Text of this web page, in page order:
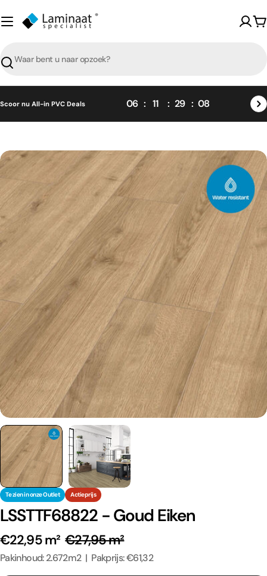
naar
content
Zoeken
Scoor nu All-in PVC Deals 06 11 29 08
Skip
naar
product
informatie
Te zien in onze Outlet Actieprijs
LSSTTF68822 - Goud Eiken
€22,95 m² €27,95 m²
Pakinhoud: 2.672m2 | Pakprijs: €61,32